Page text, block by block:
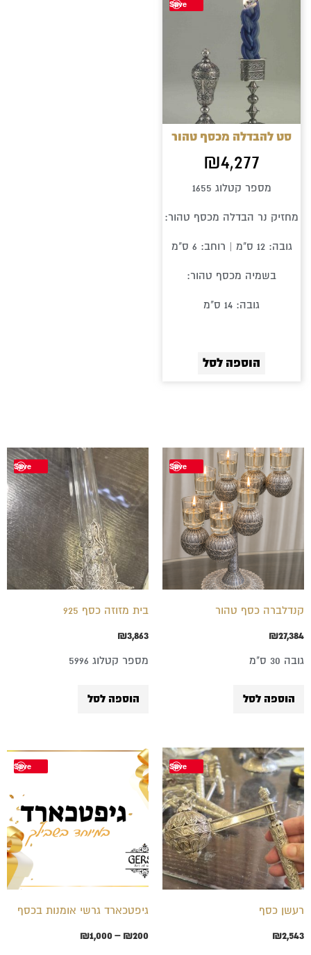
Save
סט להבדלה מכסף טהור
₪4,277
מספר קטלוג 1655
מחזיק נר הבדלה מכסף טהור:
גובה: 12 ס"מ | רוחב: 6 ס"מ
בשמיה מכסף טהור:
גובה: 14 ס"מ
הוספה לסל
Save
קנדלברה כסף טהור
₪27,384
גובה 30 ס"מ
הוספה לסל
Save
בית מזוזה כסף 925
₪3,863
מספר קטלוג 5996
הוספה לסל
Save
רעשן כסף
₪2,543
Save
גיפטכארד גרשי אומנות בכסף
₪200
–
₪1,000
טווח
יש
מספר
את
האפשרויות